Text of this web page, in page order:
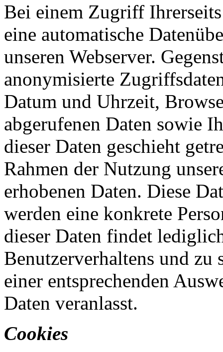
Bei einem Zugriff
eine automatische
unseren Webserver.
anonymisierte
Datum und Uhrzeit,
abgerufenen Daten sowie
dieser Daten geschieht
Rahmen der Nutzung
erhobenen Daten. Diese
werden eine konkrete
dieser Daten findet
Benutzerverhaltens und zu
einer entsprechenden
Daten veranlasst.
Cookies